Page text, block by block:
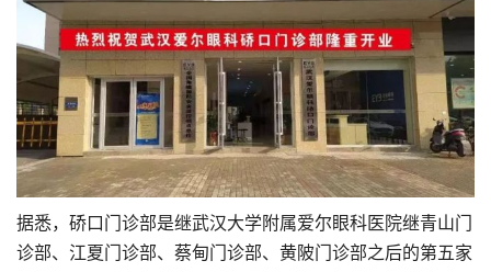
据悉，硚口门诊部是继武汉大学附属爱尔眼科医院继青山门
诊部、江夏门诊部、蔡甸门诊部、黄陂门诊部之后的第五家